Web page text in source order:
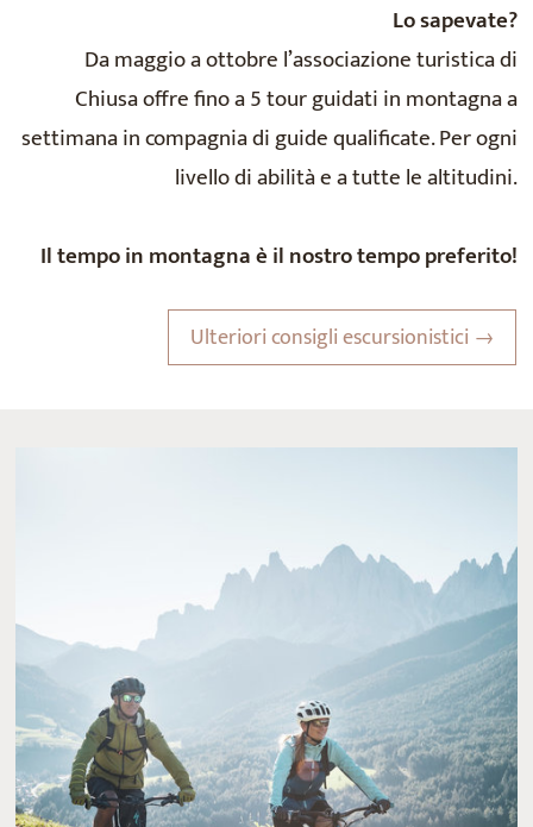
Lo sapevate?
Da maggio a ottobre l’associazione turistica di
Chiusa offre fino a 5 tour guidati in montagna a
settimana in compagnia di guide qualificate. Per ogni
livello di abilità e a tutte le altitudini.
Il tempo in montagna è il nostro tempo preferito!
Ulteriori consigli escursionistici →